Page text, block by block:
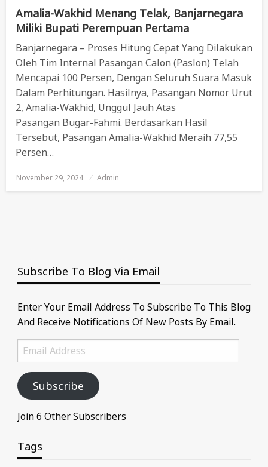
Amalia-Wakhid Menang Telak, Banjarnegara
Miliki Bupati Perempuan Pertama
Banjarnegara – Proses Hitung Cepat Yang Dilakukan
Oleh Tim Internal Pasangan Calon (paslon) Telah
Mencapai 100 Persen, Dengan Seluruh Suara Masuk
Dalam Perhitungan. Hasilnya, Pasangan Nomor Urut
2, Amalia-Wakhid, Unggul Jauh Atas
Pasangan Bugar-Fahmi. Berdasarkan Hasil
Tersebut, Pasangan Amalia-Wakhid Meraih 77,55
Persen…
Posted
November 29, 2024 Admin
Subscribe To Blog Via Email
Enter Your Email Address To Subscribe To This Blog
And Receive Notifications Of New Posts By Email.
Email
Address
Subscribe
Join 6 Other Subscribers
Tags